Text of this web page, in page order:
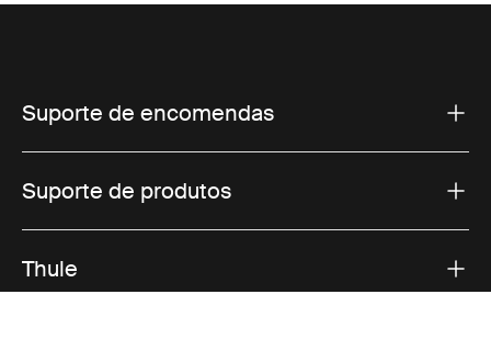
Suporte de encomendas
Suporte de produtos
Thule